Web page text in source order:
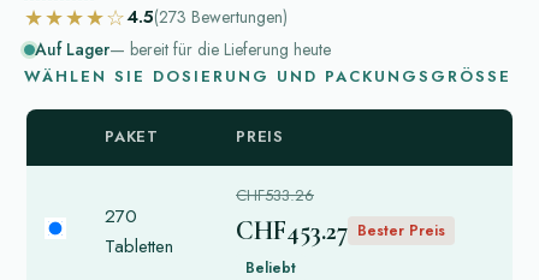
★★★★☆4.5(273 Bewertungen)
Auf Lager— bereit für die Lieferung heute
WÄHLEN SIE DOSIERUNG UND PACKUNGSGRÖSSE
PAKET PREIS
270
Tabletten
CHF533.26
CHF453.27 Bester Preis
Beliebt